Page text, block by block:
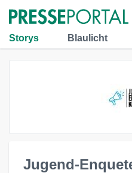
Storys Blaulicht
Jugend-